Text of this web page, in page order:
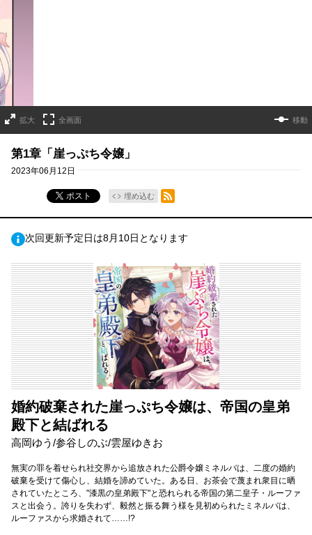
拡大 全画面 移動
第1章「崖っぷち令嬢」
2023年06月12日
ポスト 埋め込む
RSSフィード
次回更新予定日は8月10日となります
婚約破棄された崖っぷち令嬢は、帝国の皇弟
殿下と結ばれる
高岡ゆう/参谷しのぶ/雲屋ゆきお
無実の罪を着せられ社交界から追放された公爵令嬢ミネルバは、二度の婚約
破棄を受けて傷心し、結婚を諦めていた。ある日、お茶会で蔑まれ衆目に晒
されていたところ、"漆黒の皇弟殿下"と恐れられる帝国の第二皇子・ルーファ
スと出会う。誇りを失わず、毅然と振る舞う様を見初められたミネルバは、
ルーファスから求婚されて……!?